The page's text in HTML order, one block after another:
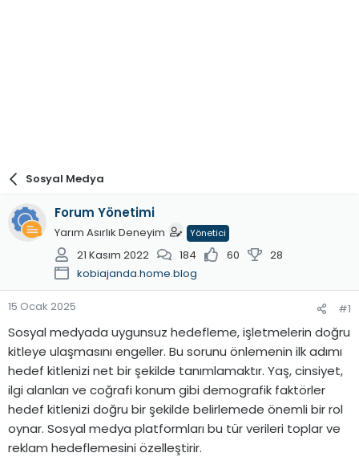
Sosyal Medya
Forum Yönetimi
Yarım Asırlık Deneyim Yönetici
21 Kasım 2022 184 60
28
kobiajanda.home.blog
15 Ocak 2025 #1
Sosyal medyada uygunsuz hedefleme, işletmelerin doğru
kitleye ulaşmasını engeller. Bu sorunu önlemenin ilk adımı
hedef kitlenizi net bir şekilde tanımlamaktır. Yaş, cinsiyet,
ilgi alanları ve coğrafi konum gibi demografik faktörler
hedef kitlenizi doğru bir şekilde belirlemede önemli bir rol
oynar. Sosyal medya platformları bu tür verileri toplar ve
reklam hedeflemesini özelleştirir.